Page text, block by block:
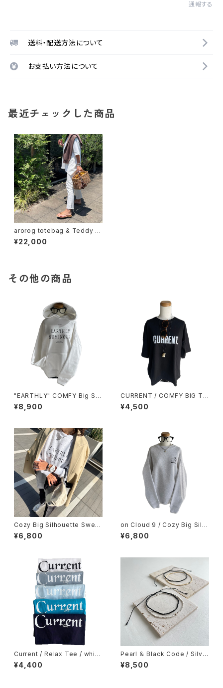
通報する
送料・配送方法について
お支払い方法について
最近チェックした商品
arorog totebag & Teddy B
ear Charm / アラログ バッグ
¥22,000
その他の商品
"EARTHLY" COMFY Big Sil
houette Hoodie / White
¥8,900
CURRENT / COMFY BIG TE
E / BLACK
¥4,500
Cozy Big Silhouette Sweat
/ Ligh gray
¥6,800
on Cloud 9 / Cozy Big Silh
ouette Sweat / Light gray
¥6,800
Current / Relax Tee / white
/ acid blue / light blue / tur
quoise / navy
¥4,400
Pearl ＆ Black Code / Silve
r / ストレッチ ループ アンクレッ
ト
¥8,500